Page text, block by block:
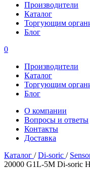
Производители
Каталог
Торгующим
Блог
0
Производители
Каталог
Торгующим
Блог
О компании
Вопросы и ответы
Контакты
Доставка
Каталог /Di-soric /
20000 G1L-5M Di-soric